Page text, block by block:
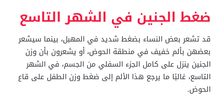
ضغط الجنين في الشهر التاسع
قد تشعر بعض النساء بضغط شديد في المهبل، بينما سيشعر
بعضهن بألم خفيف في منطقة الحوض، أو يشعرون بأن وزن
الجنين ينزل على كامل الجزء السفلي من الجسم، في الشهر
التاسع، غالبًا ما يرجع هذا الألم إلى ضغط وزن الطفل على قاع
الحوض.